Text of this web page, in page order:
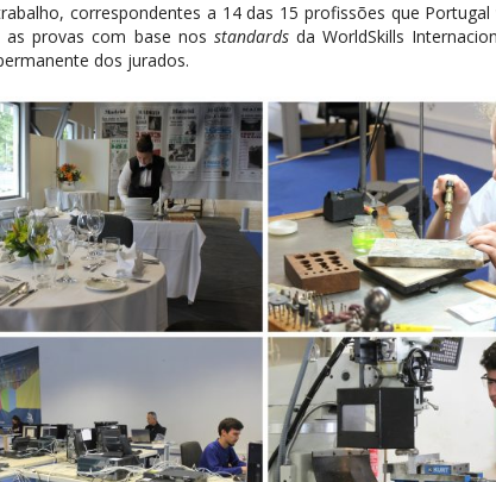
correspondentes a 14 das 15 profissões que
as provas com base nos standardsda WorldSkills
dos jurados.